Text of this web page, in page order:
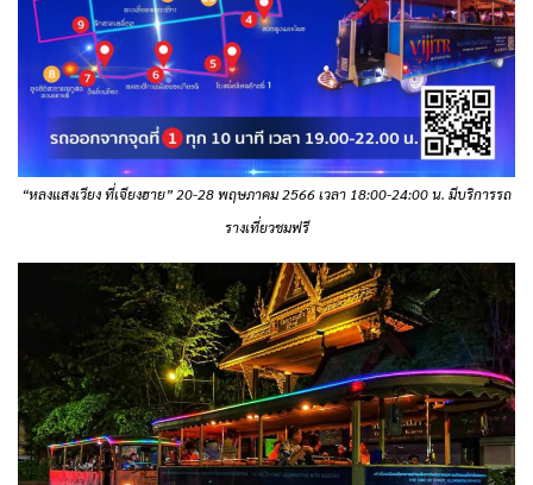
“หลงแสงเวียง ที่เจียงฮาย” 20-28 พฤษภาคม 2566 เวลา 18:00-24:00 น. มีบริการรถ
รางเที่ยวชมฟรี